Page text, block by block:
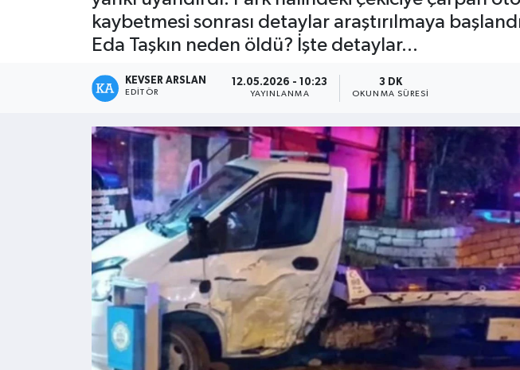
kaybetmesi sonrası detaylar araştırılmaya
Eda Taşkın neden öldü? İşte detaylar...
KEVSER ARSLAN
EDITÖR
12.05.2026 - 10:23
YAYINLANMA
3 DK
OKUNMA SÜRESI
Kültür - Sanat